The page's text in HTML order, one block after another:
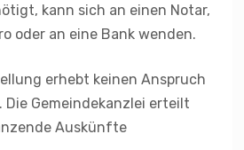
kann sich an einen Notar,
oder an eine Bank wenden.
erhebt keinen Anspruch
Gemeindekanzlei erteilt
Auskünfte